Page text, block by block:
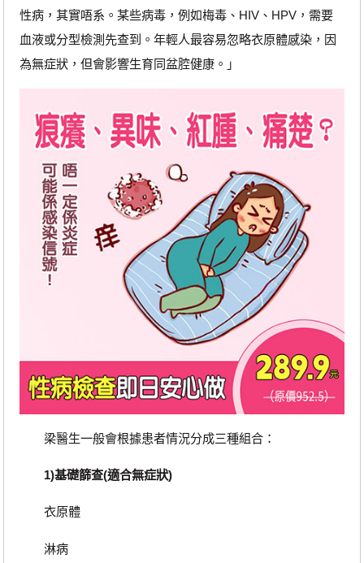
性病，其實唔系。某些病毒，例如梅毒、HIV、HPV，需要
血液或分型檢測先查到。年輕人最容易忽略衣原體感染，因
為無症狀，但會影響生育同盆腔健康。」
梁醫生一般會根據患者情況分成三種組合：
1)基礎篩查(適合無症狀)
衣原體
淋病